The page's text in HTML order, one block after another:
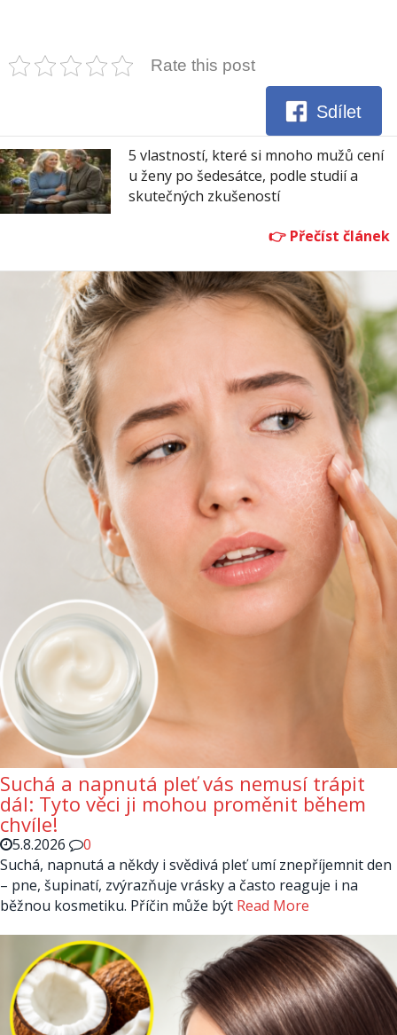
Rate this post
Sdílet
5 vlastností, které si mnoho mužů cení
u ženy po šedesátce, podle studií a
skutečných zkušeností
Suchá a napnutá pleť vás nemusí trápit
dál: Tyto věci ji mohou proměnit během
chvíle!
5.8.2026
0
Suchá, napnutá a někdy i svědivá pleť umí znepříjemnit den
– pne, šupinatí, zvýrazňuje vrásky a často reaguje i na
běžnou kosmetiku. Příčin může být Read More